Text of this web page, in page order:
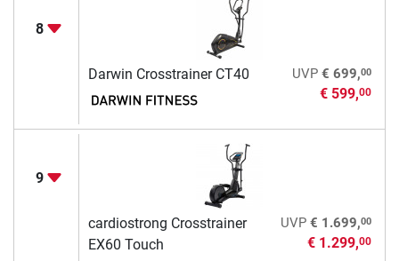
8
Darwin Crosstrainer CT40 UVP € 699,00
€ 599,00
9
cardiostrong Crosstrainer
EX60 Touch
UVP € 1.699,00
€ 1.299,00